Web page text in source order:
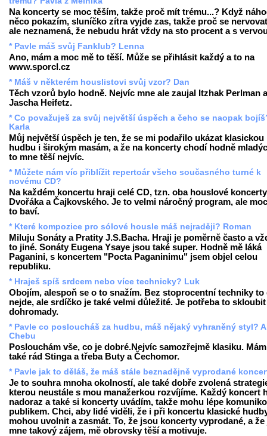
Na koncerty se moc těším, takže proč mít trému...? Když
něco pokazím, sluníčko zítra vyjde zas, takže proč se
ale neznamená, že nebudu hrát vždy na sto procent a s
* Pavle máš svůj Fanklub? Lenna
Ano, mám a moc mě to těší. Může se přihlásit každý a to na
www.sporcl.cz
* Máš v některém houslistovi svůj vzor? Dan
Těch vzorů bylo hodně. Nejvíc mne ale zaujal Itzhak Perlman a
Jascha Heifetz.
* Co považuješ za svůj největší úspěch a čeho se naopak
Karla
Můj největší úspěch je ten, že se mi podařilo ukázat klasickou
hudbu i širokým masám, a že na koncerty chodí hodně
to mne těší nejvíc.
* Můžete nám víc přiblížit repertoár všeho současného turné k
novému CD?
Na každém koncertu hraji celé CD, tzn. oba houslové
Dvořáka a Čajkovského. Je to velmi náročný program, ale
to baví.
* Které kompozice pro sólové housle máš nejraději? Roman
Miluju Sonáty a Pratity J.S.Bacha. Hraji je poměrně často a
to jiné. Sonáty Eugena Ysaye jsou také super. Hodně mě láká
Paganini, s koncertem "Pocta Paganinimu" jsem objel celou
republiku.
* Hraješ spíš srdcem nebo více technicky? Luk
Obojím, alespoň se o to snažím. Bez stoprocentní techniky to
nejde, ale srdíčko je také velmi důležité. Je potřeba to skloubit
dohromady.
* Pavle co posloucháš za hudbu, máš nějaký vyhraněný styl?
Chebu
Poslouchám vše, co je dobré.Nejvíc samozřejmě klasiku.
také rád Stinga a třeba Buty a Čechomor.
* Pavle jak to děláš, že máš stále beznadějně vyprodané
Je to souhra mnoha okolností, ale také dobře zvolená
kterou neustále s mou manažerkou rozvíjíme. Každý koncert
nadoraz a také si koncerty uvádím, takže mohu lépe
publikem. Chci, aby lidé viděli, že i při koncertu klasické
mohou uvolnit a zasmát. To, že jsou koncerty vyprodané, a že
mne takový zájem, mě obrovsky těší a motivuje.